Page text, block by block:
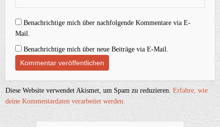
Benachrichtige mich über nachfolgende Kommentare via E-
Mail.
Benachrichtige mich über neue Beiträge via E-Mail.
Diese Website verwendet Akismet, um Spam zu reduzieren.Erfahre, wie
deine Kommentardaten verarbeitet werden.